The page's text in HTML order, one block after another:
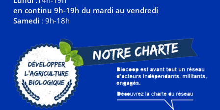
en continu 9h-19h du mardi au vendredi
Samedi : 9h-18h